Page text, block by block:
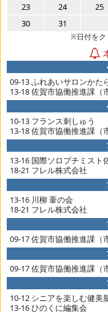
23
24 25
30
31
※日付をク
09-13 ふれあいサロンかた
13-18 佐賀市協働推進課（
10-13 フランス刺しゅう
13-18 佐賀市協働推進課（
13-16 国際ソロプチミスト
18-21 フレル株式会社
13-16 川柳 葦の会
18-21 フレル株式会社
09-17 佐賀市協働推進課（
09-17 佐賀市協働推進課（
10-12 シニアを楽しむ健美
13-16 ひのくに編集会